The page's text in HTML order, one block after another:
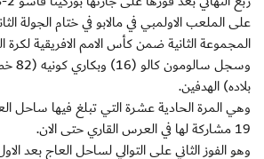
على الملعب الاولمبي في مالابو في ختام الجولة
المجموعة الثانية ضمن كأس الامم الافريقية لكرة
بلاده) الهدفين.
وهي المرة الحادية عشرة التي تبلغ فيها ساحل
19 مشاركة لها في العرس القاري حتى الان.